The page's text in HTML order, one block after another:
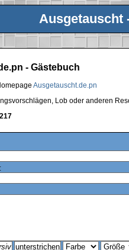
Ausgetauscht
- Gästebuch
Ausgetauscht.de.pn
Lob oder anderen
217